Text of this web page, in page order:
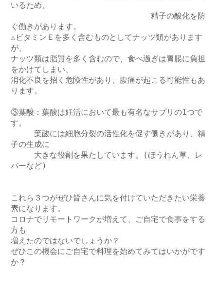
いるため、
精子の酸化を防
ぐ働きがあります。
⚠ビタミンＥを多く含むものとしてナッツ類があります
が、
ナッツ類は脂質を多く含むので、食べ過ぎは胃腸に負担
をかけてしまい、
消化不良を招く危険性があり、腹痛が起こる可能性もあ
ります。
③葉酸：葉酸は妊活において最も有名なサプリの1つで
す。
葉酸には細胞分裂の活性化を促す働きがあり、精
子の生成に
大きな役割を果たしています。(ほうれん草、レ
バーなど)
これら３つがぜひ皆さんに気を付けていただきたい栄養
素になります。
コロナでリモートワークが増えて、ご自宅で食事をする
方も
増えたのではないでしょうか？
ぜひこの機会にご自宅で料理を始めてみてはいかがです
か？